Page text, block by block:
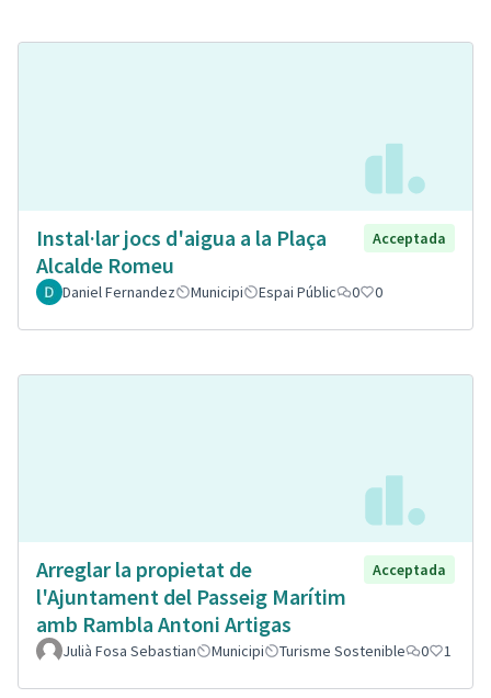
Instal·lar jocs d'aigua a la Plaça
Alcalde Romeu
Acceptada
Daniel Fernandez Municipi Espai Públic 0 0
Arreglar la propietat de
l'Ajuntament del Passeig Marítim
amb Rambla Antoni Artigas
Acceptada
Julià Fosa Sebastian Municipi Turisme Sostenible 0 1